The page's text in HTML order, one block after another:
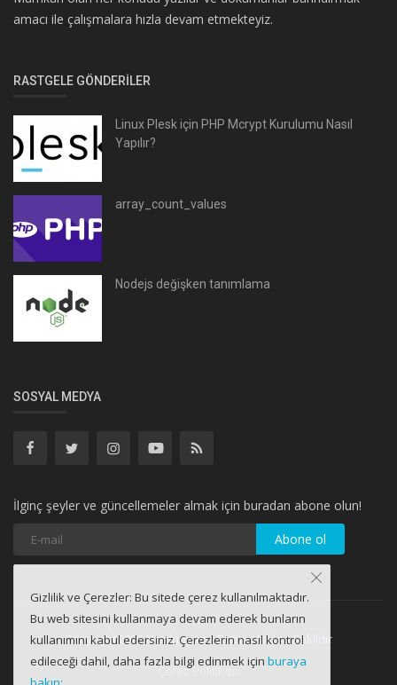
amacı ile çalışmalara hızla devam etmekteyiz.
RASTGELE GÖNDERILER
Linux Plesk için PHP Mcrypt Kurulumu Nasıl
Yapılır?
array_count_values
Nodejs değişken tanımlama
SOSYAL MEDYA
İlginç şeyler ve güncellemeler almak için buradan abone olun!
Abone ol
Copyright 2021 Netdunyası - Bütün Hakları Saklıdır
Çerez Politikası
Gizlilik ve Çerezler: Bu sitede çerez kullanılmaktadır.
Bu web sitesini kullanmaya devam ederek bunların
kullanımını kabul edersiniz. Çerezlerin nasıl kontrol
edileceği dahil, daha fazla bilgi edinmek için buraya